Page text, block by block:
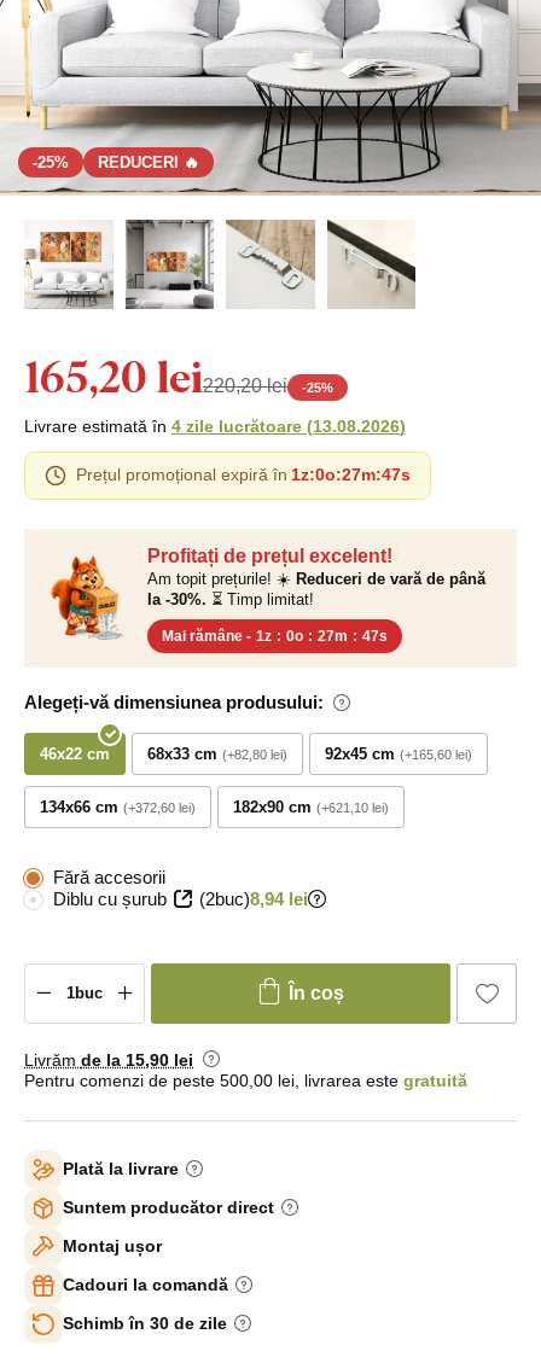
-25% REDUCERI 🔥
Profitați de prețul excelent!
Am topit prețurile! ☀️ Reduceri de vară de până
la -30%. ⏳ Timp limitat!
Mai rămâne - 1z : 0o : 27m : 46s
Alegeți-vă dimensiunea produsului:
46x22 cm 68x33 cm +82,80 lei 92x45 cm +165,60 lei
134x66 cm +372,60 lei 182x90 cm +621,10 lei
165,20 lei220,20 lei -25%
Livrare estimată în 4 zile lucrătoare (13.08.2026)
Prețul promoțional expiră în 1z:0o:27m:46s
Fără accesorii
Diblu cu șurub
(2buc)8,94 lei
În coș
Livrăm de la 15,90 lei
Pentru comenzi de peste 500,00 lei, livrarea este gratuită
Plată la livrare
Suntem producător direct
Montaj ușor
Cadouri la comandă
Schimb în 30 de zile